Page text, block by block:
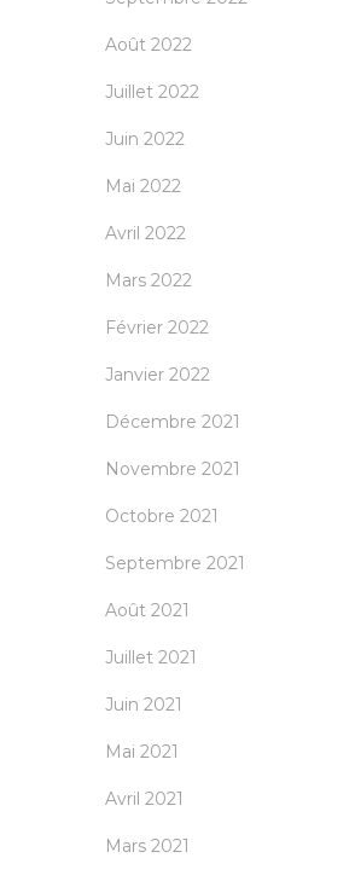
Août 2022
Juillet 2022
Juin 2022
Mai 2022
Avril 2022
Mars 2022
Février 2022
Janvier 2022
Décembre 2021
Novembre 2021
Octobre 2021
Septembre 2021
Août 2021
Juillet 2021
Juin 2021
Mai 2021
Avril 2021
Mars 2021